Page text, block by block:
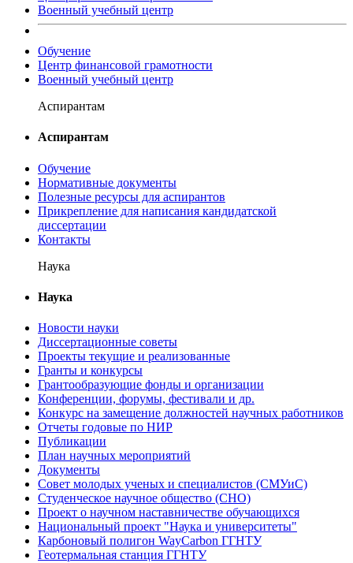
Военный учебный центр
Обучение
Центр финансовой грамотности
Военный учебный центр
Аспирантам
Аспирантам
Обучение
Нормативные документы
Полезные ресурсы для аспирантов
Прикрепление для написания кандидатской
диссертации
Контакты
Наука
Наука
Новости науки
Диссертационные советы
Проекты текущие и реализованные
Гранты и конкурсы
Грантообразующие фонды и организации
Конференции, форумы, фестивали и др.
Конкурс на замещение должностей научных работников
Отчеты годовые по НИР
Публикации
План научныx мероприятий
Документы
Совет молодых ученых и специалистов (СМУиС)
Студенческое научное общество (СНО)
Проект о научном наставничестве обучающихся
Национальный проект "Наука и университеты"
Карбоновый полигон WayCarbon ГГНТУ
Геотермальная станция ГГНТУ